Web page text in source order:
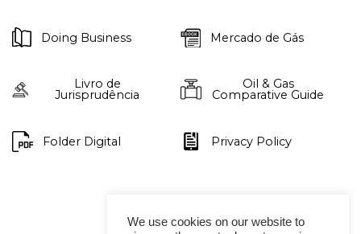
Doing Business Mercado de Gás
Livro de
Jurisprudência
Oil & Gas
Comparative Guide
Folder Digital Privacy Policy
We use cookies on our website to